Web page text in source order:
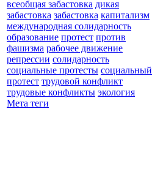
всеобщая забастовка дикая
забастовка забастовка капитализм
международная солидарность
образование протест против
фашизма рабочее движение
репрессии солидарность
социальные протесты социальный
протест трудовой конфликт
трудовые конфликты экология
Мета теги